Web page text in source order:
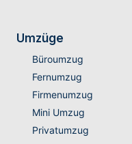
Umzüge
Büroumzug
Fernumzug
Firmenumzug
Mini Umzug
Privatumzug